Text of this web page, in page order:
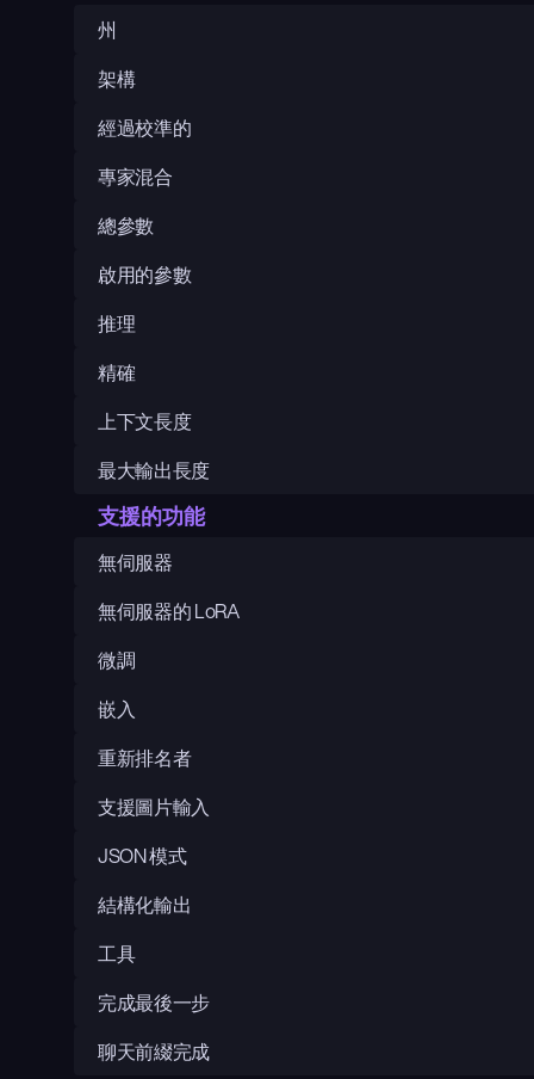
州
架構
經過校準的
專家混合
總參數
啟用的參數
推理
精確
上下文長度
最大輸出長度
支援的功能
無伺服器
無伺服器的 LoRA
微調
嵌入
重新排名者
支援圖片輸入
JSON 模式
結構化輸出
工具
完成最後一步
聊天前綴完成